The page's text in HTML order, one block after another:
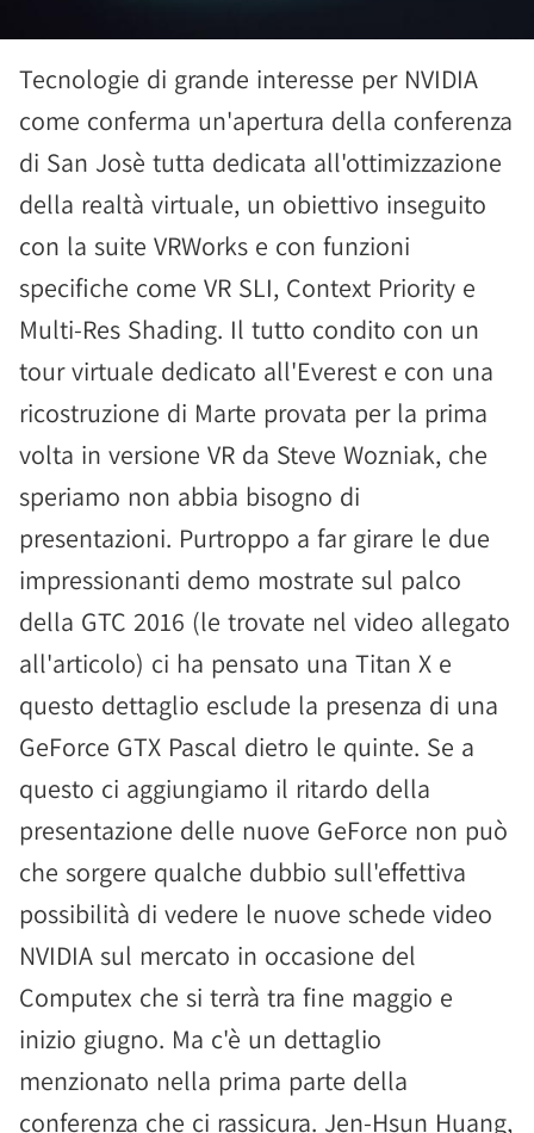
Tecnologie di grande interesse per NVIDIA
come conferma un'apertura della conferenza
di San Josè tutta dedicata all'ottimizzazione
della realtà virtuale, un obiettivo inseguito
con la suite VRWorks e con funzioni
specifiche come VR SLI, Context Priority e
Multi-Res Shading. Il tutto condito con un
tour virtuale dedicato all'Everest e con una
ricostruzione di Marte provata per la prima
volta in versione VR da Steve Wozniak, che
speriamo non abbia bisogno di
presentazioni. Purtroppo a far girare le due
impressionanti demo mostrate sul palco
della GTC 2016 (le trovate nel video allegato
all'articolo) ci ha pensato una Titan X e
questo dettaglio esclude la presenza di una
GeForce GTX Pascal dietro le quinte. Se a
questo ci aggiungiamo il ritardo della
presentazione delle nuove GeForce non può
che sorgere qualche dubbio sull'effettiva
possibilità di vedere le nuove schede video
NVIDIA sul mercato in occasione del
Computex che si terrà tra fine maggio e
inizio giugno. Ma c'è un dettaglio
menzionato nella prima parte della
conferenza che ci rassicura. Jen-Hsun Huang,